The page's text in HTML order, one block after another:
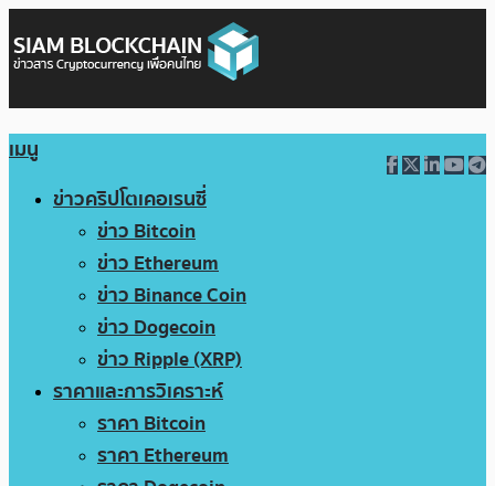
เมนู
ข่าวคริปโตเคอเรนซี่
ข่าว Bitcoin
ข่าว Ethereum
ข่าว Binance Coin
ข่าว Dogecoin
ข่าว Ripple (XRP)
ราคาและการวิเคราะห์
ราคา Bitcoin
ราคา Ethereum